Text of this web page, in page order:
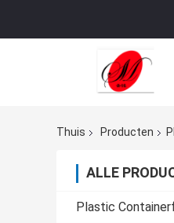
Thuis Producten
ALLE
Plastic